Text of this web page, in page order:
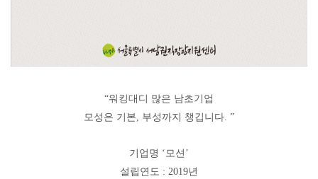
“워킹대디 많은 남초기업
모성은 기본, 부성까지 챙깁니다. ”
기업명 ‘모션 ’
설립연도 : 2019년